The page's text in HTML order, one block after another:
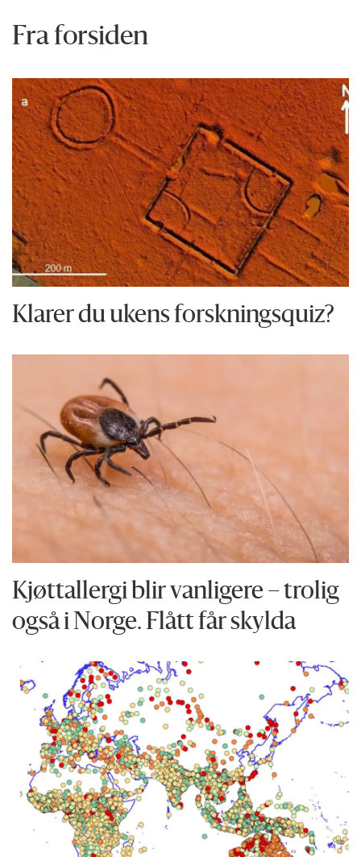
Fra forsiden
Klarer du ukens forskningsquiz?
Kjøttallergi blir vanligere – trolig
også i Norge. Flått får skylda